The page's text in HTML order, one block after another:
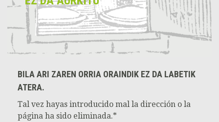
BILA ARI ZAREN ORRIA ORAINDIK EZ DA LABETIK
ATERA.
Tal vez hayas introducido mal la dirección o la
página ha sido eliminada.*